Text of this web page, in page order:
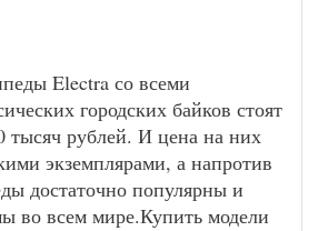
Electra со всеми
городских байков стоят
тысяч рублей. И цена на них
экземплярами, а напротив
достаточно популярны и
во всем мире.Купить модели